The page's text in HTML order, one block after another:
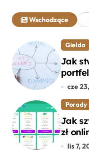
j
:
Wschodzące
Giełda
Jak
cze
Porady
Jak
zł
lis 7,